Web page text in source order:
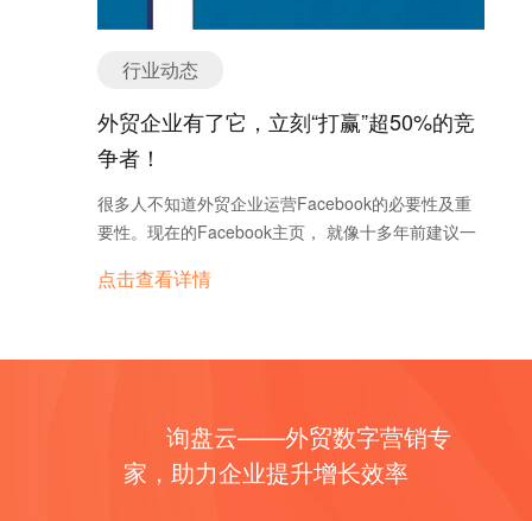
在搜索或浏览商品的用户面前，把目标客户直接导入
却不一定意味着能实现高转化率。如何将流量转化成
网站上的询盘，是所有线上营销商家最关心也最费心
的问题。如果你都已经按照计划投放广告，但依然没
有达到理想转化率，那你得考虑一下，是不是因为没
有准确定位你的目标客群。 事实上，线上营销真正要
做的是准确找到目标客群，在他们面前展示推广你的
配以及高阶段定位匹配，能够最大限度覆盖全部潜在
小孩这类用户基本信息，帮助你锁定目标客群，然后
并不一定准确，因为产品的最终使用者跟购买用户并
不是同一拨群体。比如40%的婴幼儿产品购买者并没
有孩子，而消费者却有可能是爷爷奶奶或是亲朋好
行业动态
外贸企业有了它，立刻“打赢”超50%的竞
争者！
很多人不知道外贸企业运营Facebook的必要性及重
要性。现在的Facebook主页， 就像十多年前建议一
内无法直接登陆，因此如果能够充分利用Facebook
司的各样产品、活动、历史事件等等，加强客户对公
司的了解与信心。 02 Facebook只有一个固定的版
面，符合外国人的工作习惯，界面整齐统一，只是内
点击查看详情
询盘云——外贸数字营销专
家，助力企业提升增长效率